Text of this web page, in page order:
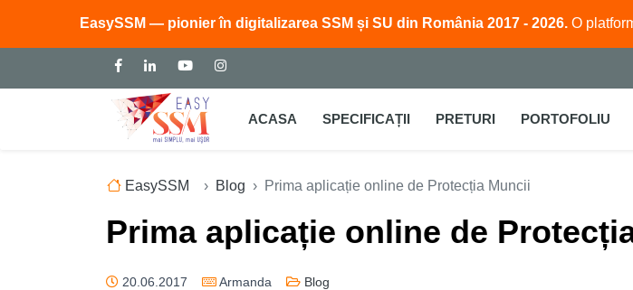
EasySSM — pionier în digitalizarea SSM și SU din România 2017 - 2026. O
ACASA SPECIFICAȚII PRETURI PORTOFOLIU
EasySSM Blog Prima aplicație online de Protecția Muncii
Prima aplicație online de
20.06.2017 Armanda Blog